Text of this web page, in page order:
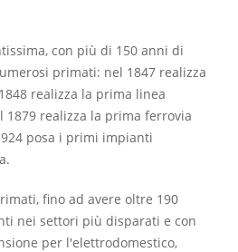
con più di 150 anni di
primati: nel 1847 realizza
realizza la prima linea
1879 realizza la prima ferrovia
posa i primi impianti
fino ad avere oltre 190
nei settori più disparati e con
per l'elettrodomestico,